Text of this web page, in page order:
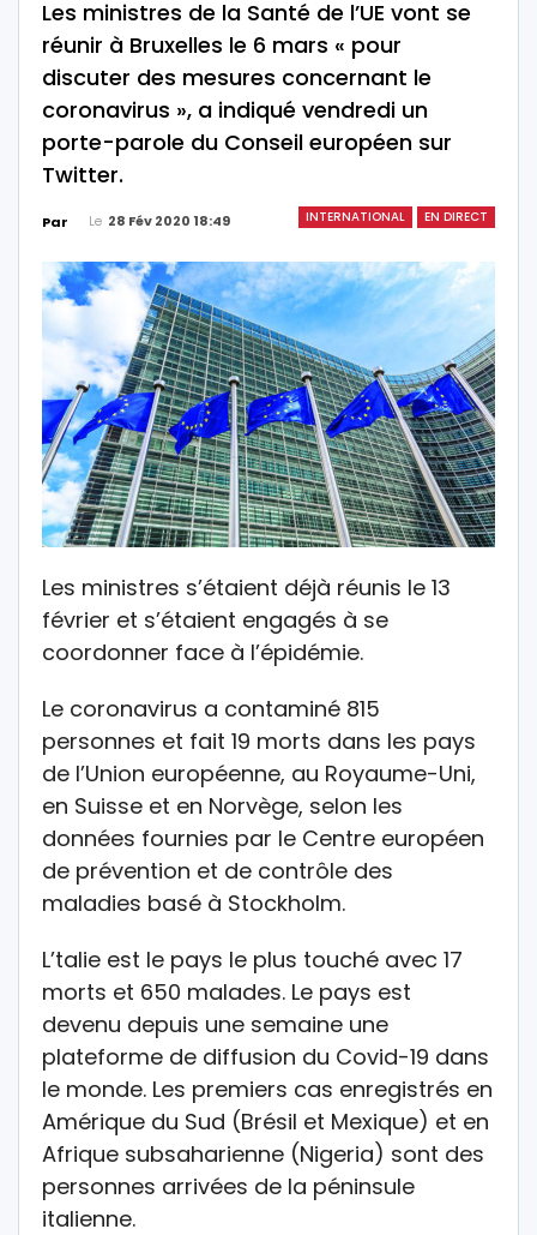
Les ministres de la Santé de l’UE vont se
réunir à Bruxelles le 6 mars « pour
discuter des mesures concernant le
coronavirus », a indiqué vendredi un
porte-parole du Conseil européen sur
Twitter.
INTERNATIONAL EN DIRECT
Par Le 28 Fév 2020 18:49
Les ministres s’étaient déjà réunis le 13
février et s’étaient engagés à se
coordonner face à l’épidémie.
Le coronavirus a contaminé 815
personnes et fait 19 morts dans les pays
de l’Union européenne, au Royaume-Uni,
en Suisse et en Norvège, selon les
données fournies par le Centre européen
de prévention et de contrôle des
maladies basé à Stockholm.
L’talie est le pays le plus touché avec 17
morts et 650 malades. Le pays est
devenu depuis une semaine une
plateforme de diffusion du Covid-19 dans
le monde. Les premiers cas enregistrés en
Amérique du Sud (Brésil et Mexique) et en
Afrique subsaharienne (Nigeria) sont des
personnes arrivées de la péninsule
italienne.